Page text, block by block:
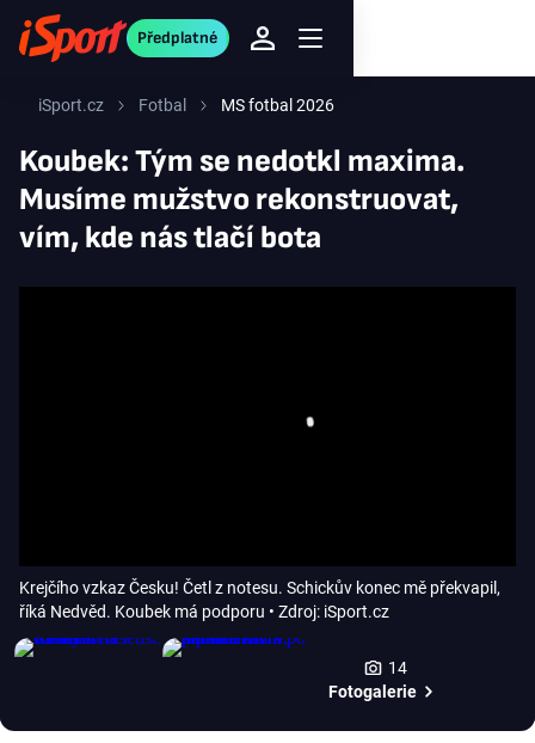
Předplatné
iSport.cz Fotbal MS fotbal 2026
Koubek: Tým se nedotkl maxima.
Musíme mužstvo rekonstruovat,
vím, kde nás tlačí bota
Krejčího vzkaz Česku! Četl z notesu. Schickův konec mě překvapil,
říká Nedvěd. Koubek má podporu • Zdroj: iSport.cz
14
Fotogalerie